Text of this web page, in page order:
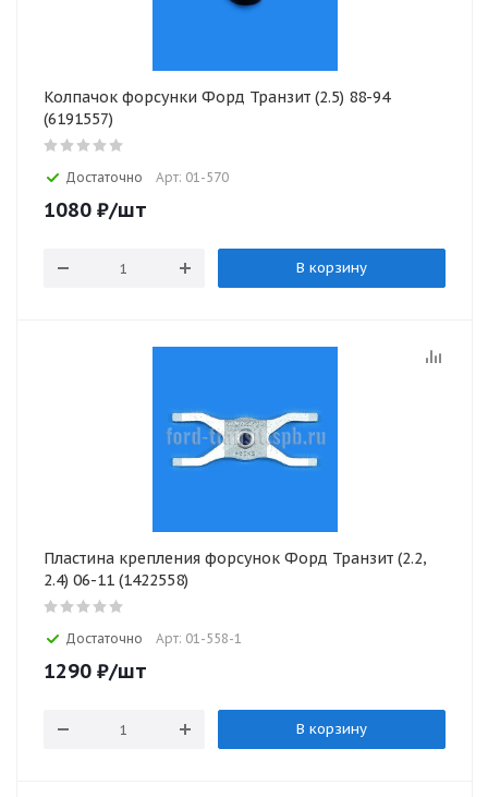
Колпачок форсунки Форд Транзит (2.5) 88-94
(6191557)
Достаточно Арт: 01-570
1080 ₽/шт
В корзину
Пластина крепления форсунок Форд Транзит (2.2,
2.4) 06-11 (1422558)
Достаточно Арт: 01-558-1
1290 ₽/шт
В корзину